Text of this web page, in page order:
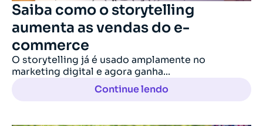
Saiba como o storytelling
aumenta as vendas do e-
commerce
O storytelling já é usado amplamente no
marketing digital e agora ganha...
Continue lendo